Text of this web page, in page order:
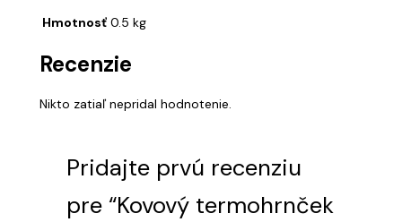
Hmotnosť 0.5 kg
Recenzie
Nikto zatiaľ nepridal hodnotenie.
Pridajte prvú recenziu
pre “Kovový termohrnček